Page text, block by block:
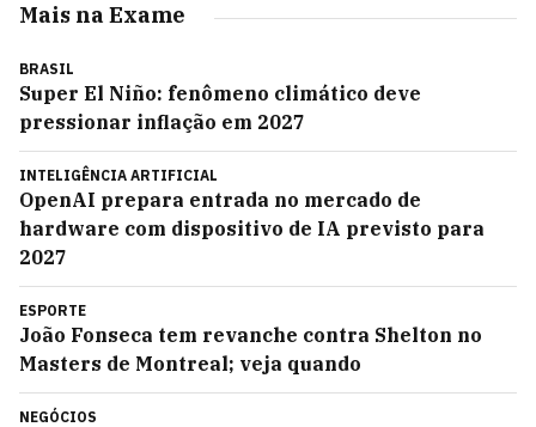
Mais na Exame
BRASIL
Super El Niño: fenômeno climático deve
pressionar inflação em 2027
INTELIGÊNCIA ARTIFICIAL
OpenAI prepara entrada no mercado de
hardware com dispositivo de IA previsto para
2027
ESPORTE
João Fonseca tem revanche contra Shelton no
Masters de Montreal; veja quando
NEGÓCIOS